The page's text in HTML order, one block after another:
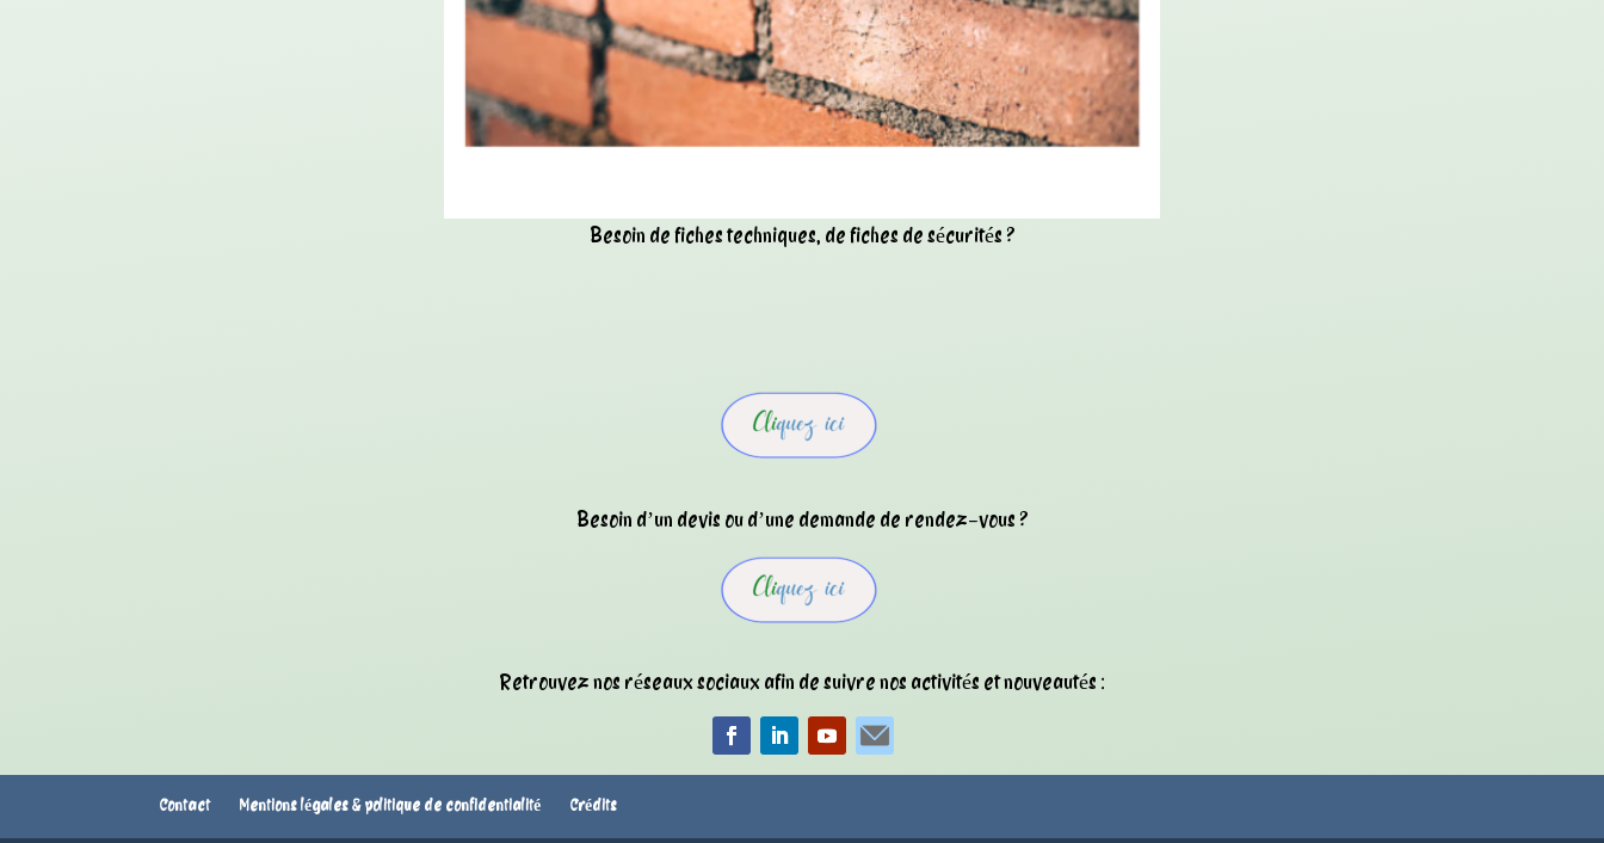
Besoin de fiches techniques, de fiches de sécurités ?
Besoin d’un devis ou d’une demande de rendez-vous ?
Retrouvez nos réseaux sociaux afin de suivre nos activités et nouveautés :
Contact Mentions légales & politique de confidentialité Crédits